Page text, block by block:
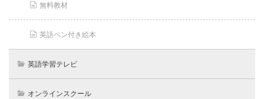
無料教材
英語ペン付き絵本
英語学習テレビ
オンラインスクール